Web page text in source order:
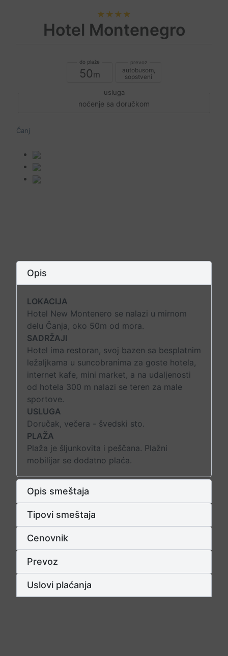
★★★★
Hotel Montenegro
50
autobusom,
sopstveni
noćenje sa doručkom
Čanj
Opis
LOKACIJA
Hotel New Montenero se nalazi u mirnom
delu Čanja, oko 50m od mora.
SADRŽAJI
Hotel ima restoran, svoj bazen sa besplatnim
ležaljkama u suncobranima za goste hotela,
internet kafe, mini market, a na udaljenosti
od hotela 300 m nalazi se teren za male
sportove.
USLUGA
Doručak, večera - švedski sto.
PLAŽA
Plaža je šljunkovita i peščana. Plažni
mobilijar se dodatno plaća.
Opis smeštaja
Tipovi smeštaja
Cenovnik
Prevoz
Uslovi plaćanja